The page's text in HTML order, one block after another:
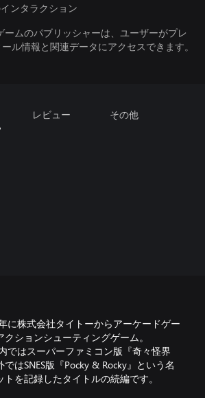
ンタラクション
ームのパブリッシャーは、ユーザーがプレ
ル情報と関連データにアクセスできます。
レビュー その他
に株式会社タイトーからアーケードゲー
ションシューティングゲーム。
ではスーパーファミコン版『奇々怪界
はSNES版『Pocky & Rocky』という名
を記録したタイトルの続編です。